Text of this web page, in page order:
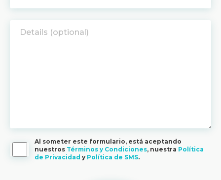
Al someter este formulario, está aceptando
nuestros Términos y Condiciones, nuestra Política
de Privacidad y Política de SMS.